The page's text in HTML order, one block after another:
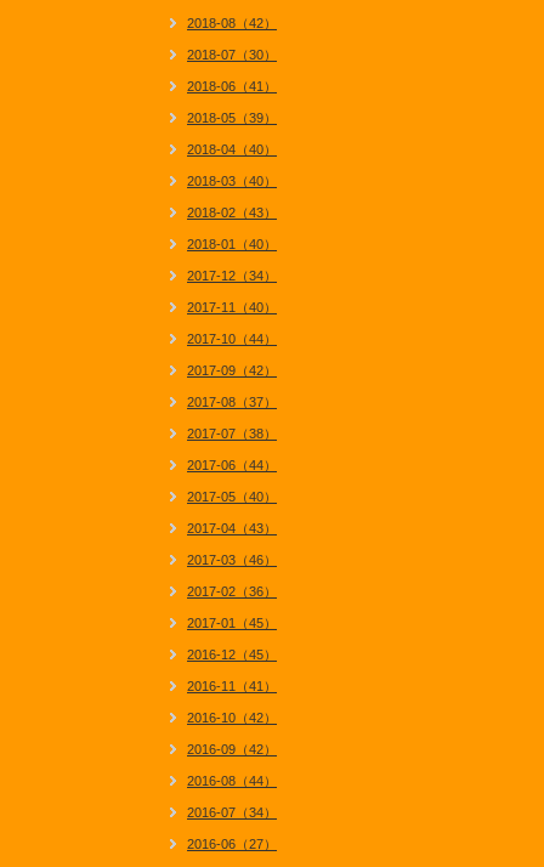
2018-08（42）
2018-07（30）
2018-06（41）
2018-05（39）
2018-04（40）
2018-03（40）
2018-02（43）
2018-01（40）
2017-12（34）
2017-11（40）
2017-10（44）
2017-09（42）
2017-08（37）
2017-07（38）
2017-06（44）
2017-05（40）
2017-04（43）
2017-03（46）
2017-02（36）
2017-01（45）
2016-12（45）
2016-11（41）
2016-10（42）
2016-09（42）
2016-08（44）
2016-07（34）
2016-06（27）